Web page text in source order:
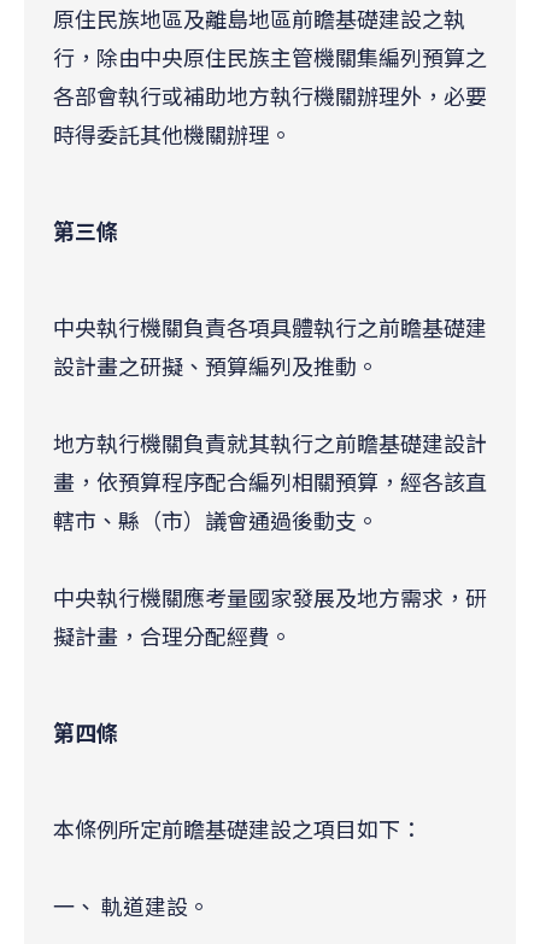
原住民族地區及離島地區前瞻基礎建設之執
行，除由中央原住民族主管機關集編列預算之
各部會執行或補助地方執行機關辦理外，必要
時得委託其他機關辦理。
第三條
中央執行機關負責各項具體執行之前瞻基礎建
設計畫之研擬、預算編列及推動。
地方執行機關負責就其執行之前瞻基礎建設計
畫，依預算程序配合編列相關預算，經各該直
轄市、縣（市）議會通過後動支。
中央執行機關應考量國家發展及地方需求，研
擬計畫，合理分配經費。
第四條
本條例所定前瞻基礎建設之項目如下：
一、 軌道建設。